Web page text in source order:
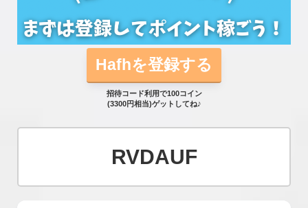
Hafhを登録する
招待コード利用で100コイン
(3300円相当)ゲットしてね♪
RVDAUF